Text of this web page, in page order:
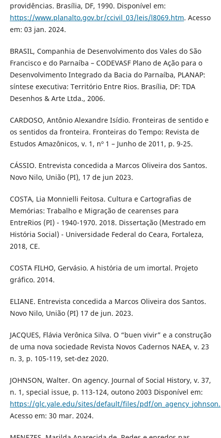
providências. Brasília, DF, 1990. Disponível em:
https://www.planalto.gov.br/ccivil_03/leis/l8069.htm. Acesso
em: 03 jan. 2024.
BRASIL, Companhia de Desenvolvimento dos Vales do São
Francisco e do Parnaíba – CODEVASF Plano de Ação para o
Desenvolvimento Integrado da Bacia do Parnaíba, PLANAP:
síntese executiva: Território Entre Rios. Brasília, DF: TDA
Desenhos & Arte Ltda., 2006.
CARDOSO, Antônio Alexandre Isídio. Fronteiras de sentido e
os sentidos da fronteira. Fronteiras do Tempo: Revista de
Estudos Amazônicos, v. 1, nº 1 – Junho de 2011, p. 9-25.
CÁSSIO. Entrevista concedida a Marcos Oliveira dos Santos.
Novo Nilo, União (PI), 17 de jun 2023.
COSTA, Lia Monnielli Feitosa. Cultura e Cartografias de
Memórias: Trabalho e Migração de cearenses para
EntreRios (PI) - 1940-1970. 2018. Dissertação (Mestrado em
História Social) - Universidade Federal do Ceara, Fortaleza,
2018, CE.
COSTA FILHO, Gervásio. A história de um imortal. Projeto
gráfico. 2014.
ELIANE. Entrevista concedida a Marcos Oliveira dos Santos.
Novo Nilo, União (PI) 17 de jun. 2023.
JACQUES, Flávia Verônica Silva. O “buen vivir” e a construção
de uma nova sociedade Revista Novos Cadernos NAEA, v. 23
n. 3, p. 105-119, set-dez 2020.
JOHNSON, Walter. On agency. Journal of Social History, v. 37,
n. 1, special issue, p. 113-124, outono 2003 Disponível em:
https://glc.yale.edu/sites/default/files/pdf/
Acesso em: 30 mar. 2024.